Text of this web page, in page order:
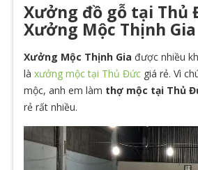
Xưởng đồ gỗ tại Thủ
Xưởng Mộc Thịnh Gia
Xưởng Mộc Thịnh Gia được nhiều
là xưởng mộc tại Thủ Đức giá rẻ. Vì
mộc, anh em làm thợ mộc tại Thủ
rẻ rất nhiều.